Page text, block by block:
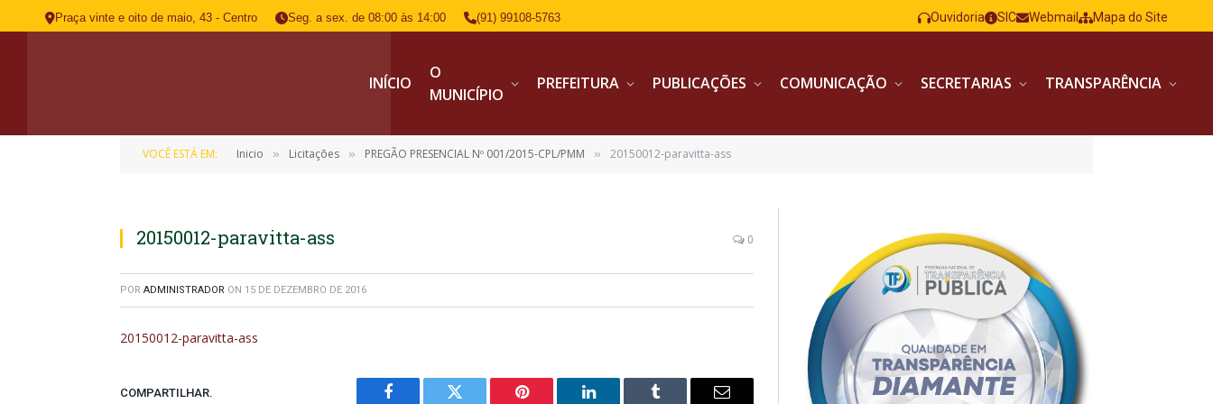
Praça vinte e oito de maio, 43 - Centro Seg. a sex. de 08:00 às 14:00 (91) 99108-5763 Ouvidoria SIC Webmail Mapa do Site
INÍCIO
O
MUNICÍPIO
PREFEITURA PUBLICAÇÕES COMUNICAÇÃO SECRETARIAS TRANSPARÊNCIA
VOCÊ ESTÁ EM: Inicio » Licitações » PREGÃO PRESENCIAL Nº 001/2015-CPL/PMM » 20150012-paravitta-ass
20150012-paravitta-ass 0
POR ADMINISTRADOR ON 15 DE DEZEMBRO DE 2016
20150012-paravitta-ass
COMPARTILHAR.